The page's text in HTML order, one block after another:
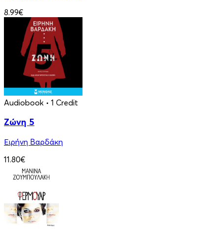
8.99€
Audiobook • 1 Credit
Ζώνη 5
Ειρήνη Βαρδάκη
11.80€